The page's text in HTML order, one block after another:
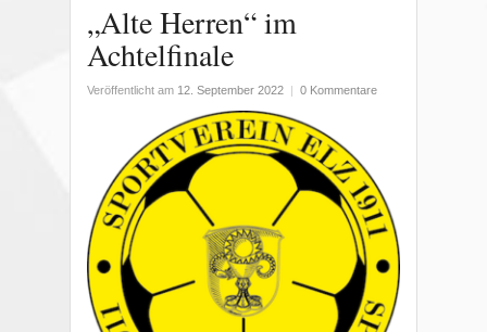
„Alte Herren“ im
Achtelfinale
Veröffentlicht am 12. September 2022 0 Kommentare